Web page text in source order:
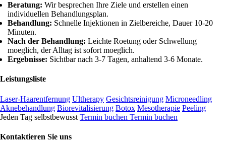
Beratung: Wir besprechen Ihre Ziele und erstellen einen
individuellen Behandlungsplan.
Behandlung: Schnelle Injektionen in Zielbereiche, Dauer 10-20
Minuten.
Nach der Behandlung: Leichte Roetung oder Schwellung
moeglich, der Alltag ist sofort moeglich.
Ergebnisse: Sichtbar nach 3-7 Tagen, anhaltend 3-6 Monate.
Leistungsliste
Laser-Haarentfernung Ultherapy Gesichtsreinigung Microneedling
Aknebehandlung Biorevitalisierung Botox Mesotherapie Peeling
Jeden Tag selbstbewusst Termin buchen Termin buchen
Kontaktieren Sie uns